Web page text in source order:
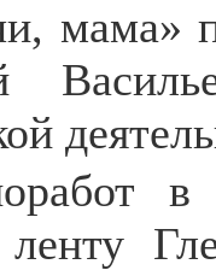
мама»
ленту